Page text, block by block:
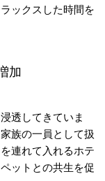
ックスした時間を
加
透してきていま
族の一員として扱
連れて入れるホテ
ットとの共生を促